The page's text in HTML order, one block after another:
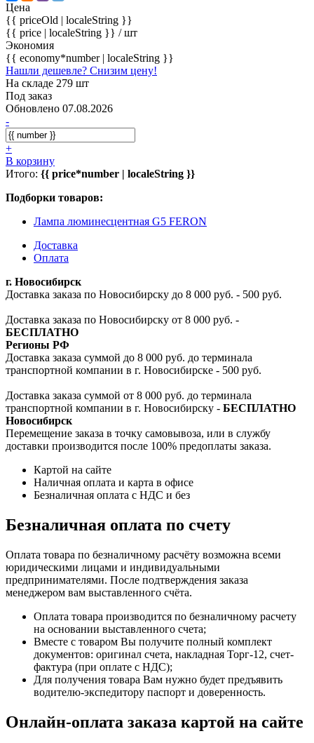
Цена
{{ priceOld | localeString }}
{{ price | localeString }} / шт
Экономия
{{ economy*number | localeString }}
Нашли дешевле? Снизим цену!
На складе 279 шт
Под заказ
Обновлено 07.08.2026
-
+
В корзину
Итого: {{ price*number | localeString }}
Подборки товаров:
Лампа люминесцентная G5 FERON
Доставка
Оплата
г. Новосибирск
Доставка заказа по Новосибирску до 8 000 руб. - 500 руб.
Доставка заказа по Новосибирску от 8 000 руб. -
БЕСПЛАТНО
Регионы РФ
Доставка заказа суммой до 8 000 руб. до терминала
транспортной компании в г. Новосибирске - 500 руб.
Доставка заказа суммой от 8 000 руб. до терминала
транспортной компании в г. Новосибирску - БЕСПЛАТНО
Новосибирск
Перемещение заказа в точку самовывоза, или в службу
доставки производится после 100% предоплаты заказа.
Картой на сайте
Наличная оплата и карта в офисе
Безналичная оплата с НДС и без
Безналичная оплата по счету
Оплата товара по безналичному расчёту возможна всеми
юридическими лицами и индивидуальными
предпринимателями. После подтверждения заказа
менеджером вам выставленного счёта.
Оплата товара производится по безналичному расчету
на основании выставленного счета;
Вместе с товаром Вы получите полный комплект
документов: оригинал счета, накладная Торг-12, счет-
фактура (при оплате с НДС);
Для получения товара Вам нужно будет предъявить
водителю-экспедитору паспорт и доверенность.
Онлайн-оплата заказа картой на сайте